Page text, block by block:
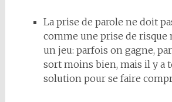
La prise de parole ne doit
comme une prise de risque
un jeu: parfois on gagne,
sort moins bien, mais il y a
solution pour se faire